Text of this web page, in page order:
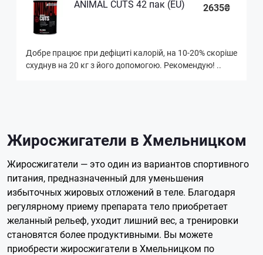
ANIMAL CUTS 42 пак (EU) 2635₴
Добре працює при дефіциті калорій, на 10-20% скоріше
схуднув на 20 кг з його допомогою. Рекомендую! ..
Жиросжигатели в Хмельницком
Жиросжигатели — это один из вариантов спортивного
питания, предназначенный для уменьшения
избыточных жировых отложений в теле. Благодаря
регулярному приему препарата тело приобретает
желанный рельеф, уходит лишний вес, а тренировки
становятся более продуктивными. Вы можете
приобрести жиросжигатели в Хмельницком по